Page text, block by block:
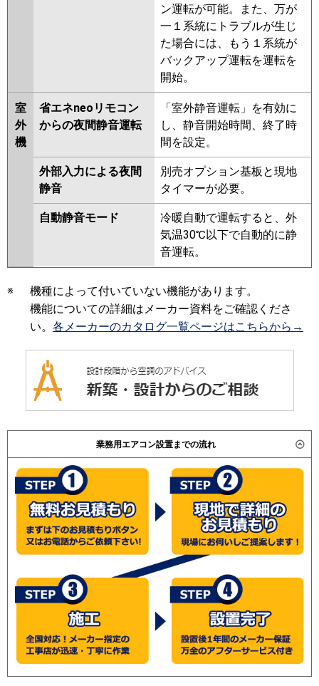
ン運転が可能。また、万が
一１系統にトラブルが生じ
た場合には、もう１系統が
バックアップ運転を運転を
開始。
室
外
機
省エネneoリモコン
からの夜間静音運転
「室外静音運転」を有効に
し、静音開始時間、終了時
間を設定。
外部入力による夜間
静音
別売オプション基板と現地
タイマーが必要。
自動静音モード
冷暖自動で運転すると、外
気温30℃以下で自動的に静
音運転。
※
機種によって付いていない機能があります。
機能についての詳細はメーカー資料をご確認くださ
い。 各メーカーのカタログ一覧ページはこちらから→
業務用エアコン設置までの流れ